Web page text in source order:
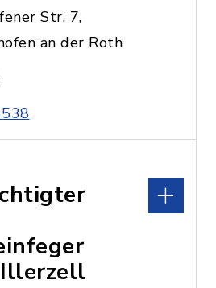
Str. 7,
an der Roth